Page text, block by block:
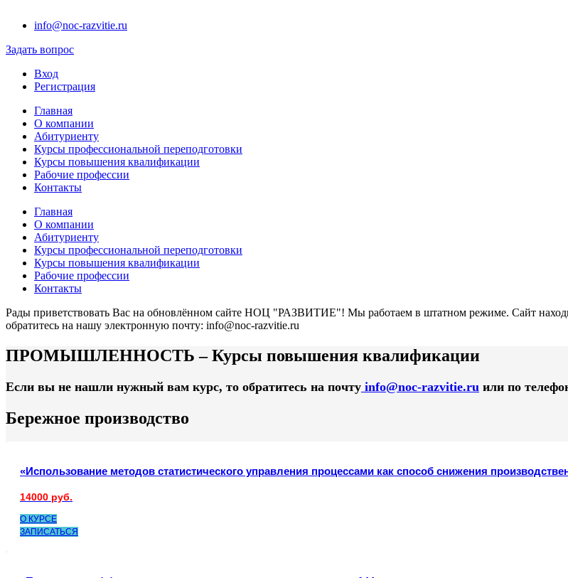
info@noc-razvitie.ru
Задать вопрос
Вход
Регистрация
Главная
О компании
Абитуриенту
Курсы профессиональной переподготовки
Курсы повышения квалификации
Рабочие профессии
Контакты
Главная
О компании
Абитуриенту
Курсы профессиональной переподготовки
Курсы повышения квалификации
Рабочие профессии
Контакты
Рады приветствовать Вас на обновлённом сайте НОЦ "РАЗВИТИЕ"! Мы работаем в штатном режиме. Сайт
обратитесь на нашу электронную почту: info@noc-razvitie.ru
ПРОМЫШЛЕННОСТЬ – Курсы повышения квалификации
Если вы не нашли нужный вам курс, то обратитесь на почту info@noc-razvitie.ru или по
Бережное производство
«Использование методов статистического управления процессами как способ снижения
14000 руб.
О КУРСЕ
ЗАПИСАТЬСЯ